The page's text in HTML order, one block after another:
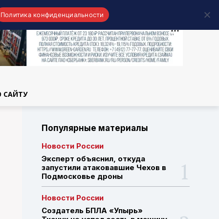
САЙТУ
Популярные материалы
Новости России
Эксперт объяснил, откуда
запустили атаковавшие Чехов в
Подмосковье дроны
Новости России
Создатель БПЛА «Упырь»
Политика конфиденциальности